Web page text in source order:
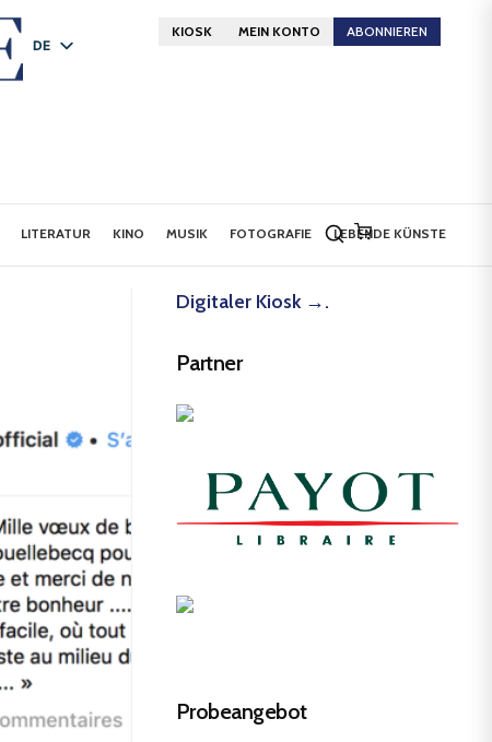
DE
KIOSK MEIN KONTO ABONNIEREN
LITERATUR KINO MUSIK FOTOGRAFIE LEBENDE KÜNSTE
Digitaler Kiosk →.
Partner
Probeangebot